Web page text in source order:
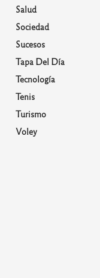
Salud
Sociedad
Sucesos
Tapa Del Día
Tecnología
Tenis
Turismo
Voley